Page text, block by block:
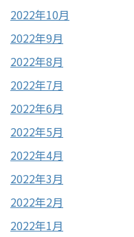
2022年10月
2022年9月
2022年8月
2022年7月
2022年6月
2022年5月
2022年4月
2022年3月
2022年2月
2022年1月